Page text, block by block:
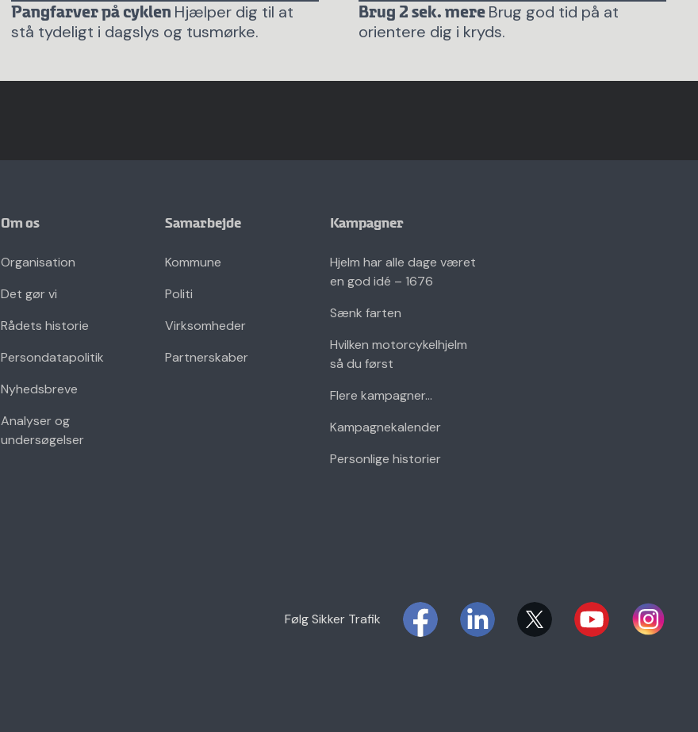
Pangfarver på cyklen Hjælper dig til at
stå tydeligt i dagslys og tusmørke.
Brug 2 sek. mere Brug god tid på at
orientere dig i kryds.
Om os
Organisation
Det gør vi
Rådets historie
Persondatapolitik
Nyhedsbreve
Analyser og
undersøgelser
Samarbejde
Kommune
Politi
Virksomheder
Partnerskaber
Kampagner
Hjelm har alle dage været
en god idé – 1676
Sænk farten
Hvilken motorcykelhjelm
så du først
Flere kampagner...
Kampagnekalender
Personlige historier
Følg Sikker Trafik